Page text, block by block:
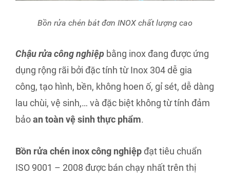
Bồn rửa chén bát đơn INOX chất lượng cao
Chậu rửa công nghiệp bằng inox đang được ứng
dụng rộng rãi bởi đặc tính từ Inox 304 dễ gia
công, tạo hình, bền, không hoen ố, gỉ sét, dễ dàng
lau chùi, vệ sinh,… và đặc biệt không từ tính đảm
bảoan toàn vệ sinh thực phẩm.
Bồn rửa chén inox công nghiệpđạt tiêu chuẩn
ISO 9001 – 2008 được bán chạy nhất trên thị